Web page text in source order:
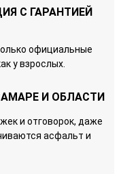
С ГАРАНТИЕЙ
официальные
у взрослых.
И ОБЛАСТИ
и отговорок, даже
асфальт и